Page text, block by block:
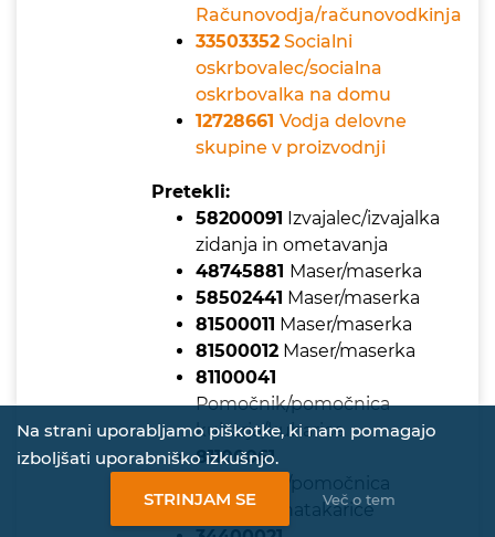
Na strani uporabljamo piškotke, ki nam pomagajo
izboljšati uporabniško izkušnjo.
STRINJAM SE
Več o tem
Računovodja/računovodkinja
33503352 Socialni
oskrbovalec/socialna
oskrbovalka na domu
12728661 Vodja delovne
skupine v proizvodnji
Pretekli:
58200091 Izvajalec/izvajalka
zidanja in ometavanja
48745881 Maser/maserka
58502441 Maser/maserka
81500011 Maser/maserka
81500012 Maser/maserka
81100041
Pomočnik/pomočnica
kuharja/kuharice
81100061
Pomočnik/pomočnica
natakarja/natakarice